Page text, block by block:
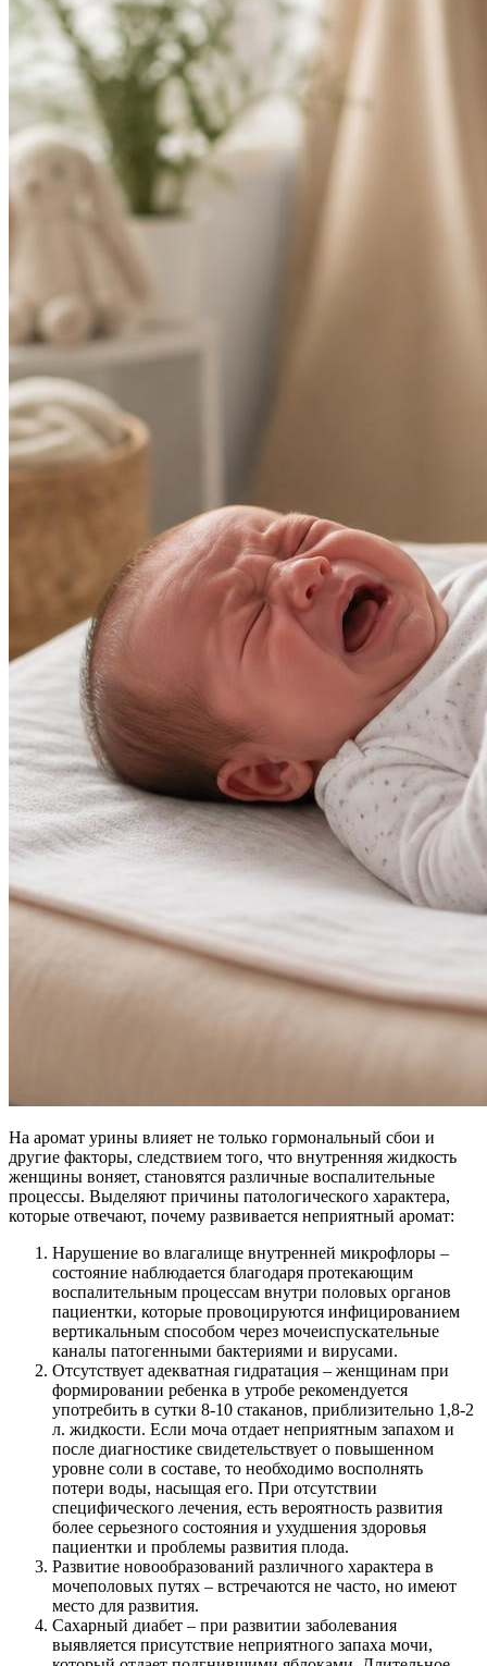
На аромат урины влияет не только гормональный сбои и
другие факторы, следствием того, что внутренняя жидкость
женщины воняет, становятся различные воспалительные
процессы. Выделяют причины патологического характера,
которые отвечают, почему развивается неприятный аромат:
Нарушение во влагалище внутренней микрофлоры –
состояние наблюдается благодаря протекающим
воспалительным процессам внутри половых органов
пациентки, которые провоцируются инфицированием
вертикальным способом через мочеиспускательные
каналы патогенными бактериями и вирусами.
Отсутствует адекватная гидратация – женщинам при
формировании ребенка в утробе рекомендуется
употребить в сутки 8-10 стаканов, приблизительно 1,8-2
л. жидкости. Если моча отдает неприятным запахом и
после диагностике свидетельствует о повышенном
уровне соли в составе, то необходимо восполнять
потери воды, насыщая его. При отсутствии
специфического лечения, есть вероятность развития
более серьезного состояния и ухудшения здоровья
пациентки и проблемы развития плода.
Развитие новообразований различного характера в
мочеполовых путях – встречаются не часто, но имеют
место для развития.
Сахарный диабет – при развитии заболевания
выявляется присутствие неприятного запаха мочи,